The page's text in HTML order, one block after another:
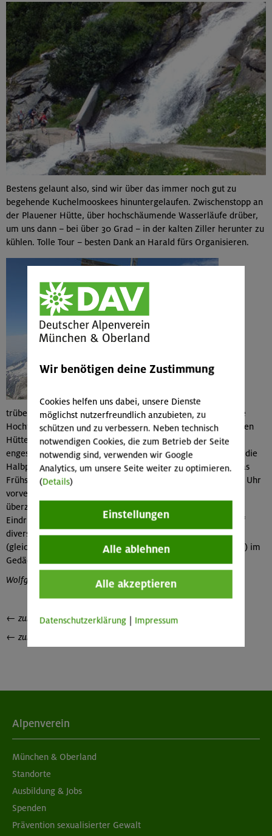
Bestens gelaunt also, sind wir über das immer noch gut zu
begehende Kuchelmooskees hinuntergelaufen. Zwischenstopp an
der Plauener Hütte, über hochschäumende Wasserläufe drüber,
um uns dann – bei über 30 Grad – in der kalten Ziller herunter zu
kühlen. Tolle Tour – besten Dank an Harald fürs Organisieren.
trübender Nachtrag bleibt doch noch: Wer diese sehr schöne
Hochtour nachmachen will, dem wünschen wir, dass die neuen
Hüttenwirte bis dann ihren Laden besser im Griff haben. Ein
enges Fünferlager wurde uns als Mehrbettzimmer verkauft, die
Halbpension bestand aus Tütensuppe und Dosenobstsalat. Das
Frühstück konnten wir nur in schweren Verhandlungen auf 6 Uhr
vorverlegen und hat uns beileibe nicht in seiner Qualität
überzeugt. Was soll‘s – im Nachhinein bleiben die schönen
Eindrücke von der Tour und nicht zuletzt die tollen Blicke auf
diverse Seen und Hütten hinunter, auf Gipfel wie den Gabler
(gleich nebenan) oder den Venediger (nur wenig weiter weg) im
Gedächtnis hängen.
Wolfgang Piller
← zurück zurÜbersicht Tourenberichte
← zurück zur
Alpenverein
München & Oberland
Standorte
Ausbildung & Jobs
Spenden
Prävention sexualisierter Gewalt
Wir benötigen deine Zustimmung
Cookies helfen uns dabei, unsere Dienste
möglichst nutzerfreundlich anzubieten, zu
schützen und zu verbessern. Neben technisch
notwendigen Cookies, die zum Betrieb der Seite
notwendig sind, verwenden wir Google
Analytics, um unsere Seite weiter zu optimieren.
(Details)
Einstellungen
Alle ablehnen
Alle akzeptieren
Datenschutzerklärung Impressum